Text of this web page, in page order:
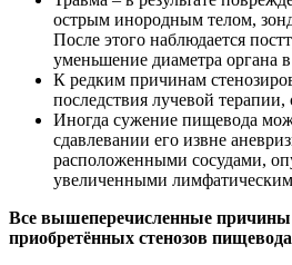
острым инородным телом,
После этого наблюдается
уменьшение диаметра органа
К редким причинам
последствия лучевой терапии,
Иногда сужение пищевода
сдавлевании его извне
расположенными сосудами,
увеличенными
Все вышеперечисленные
приобретённых стенозов